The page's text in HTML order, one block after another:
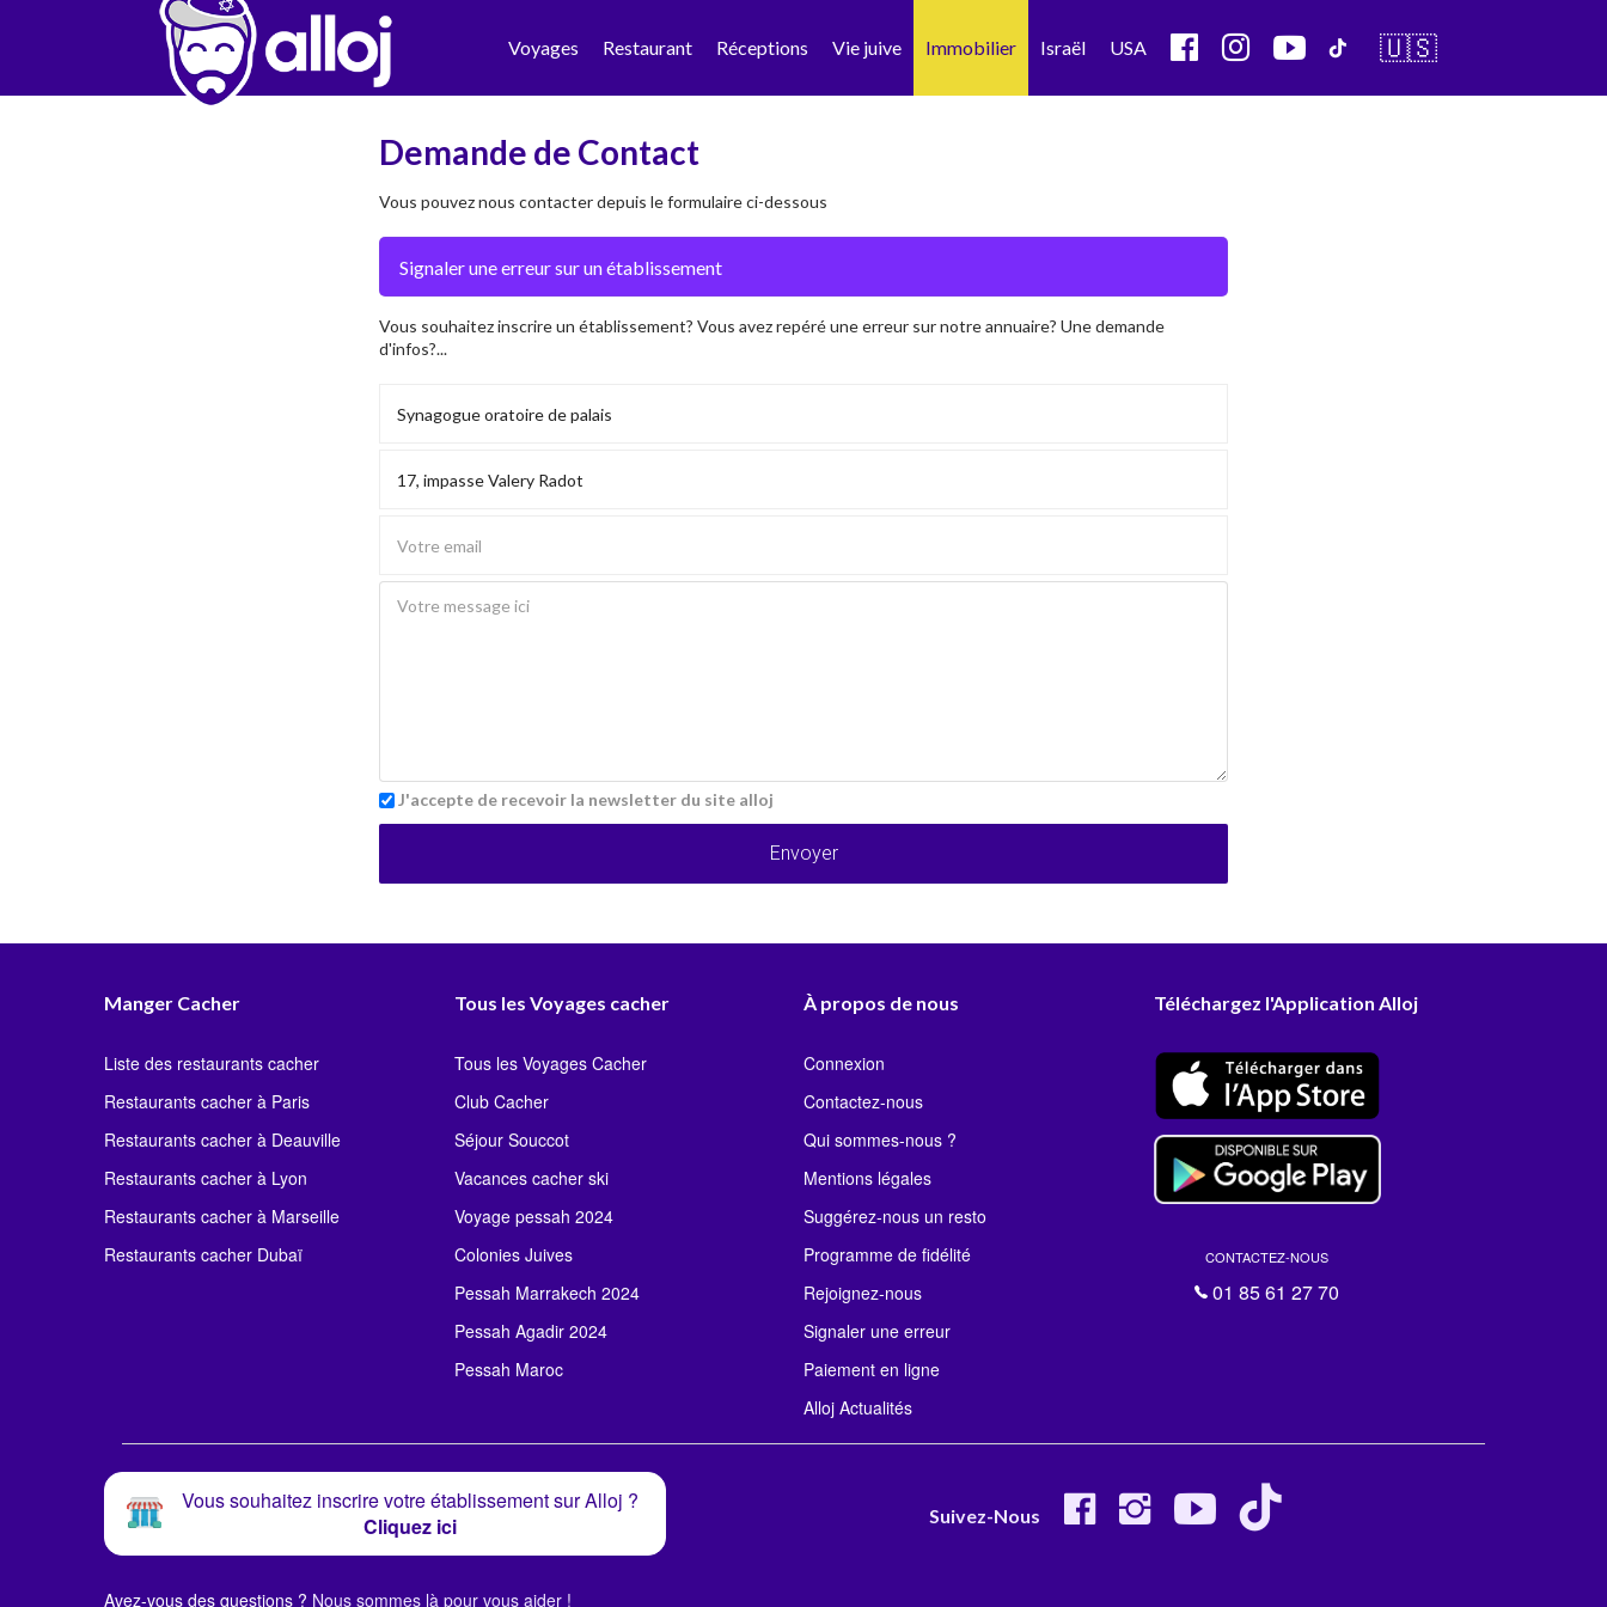
Voyages Restaurant Réceptions Vie juive Immobilier Israël USA 🇺🇸
Demande de Contact
Vous pouvez nous contacter depuis le formulaire ci-dessous
Vous souhaitez inscrire un établissement? Vous avez repéré une erreur sur notre annuaire? Une demande
d'infos?...
J'accepte de recevoir la newsletter du site alloj
Envoyer
Manger Cacher
Liste des restaurants cacher
Restaurants cacher à Paris
Restaurants cacher à Deauville
Restaurants cacher à Lyon
Restaurants cacher à Marseille
Restaurants cacher Dubaï
Tous les Voyages cacher
Tous les Voyages Cacher
Club Cacher
Séjour Souccot
Vacances cacher ski
Voyage pessah 2024
Colonies Juives
Pessah Marrakech 2024
Pessah Agadir 2024
Pessah Maroc
À propos de nous
Connexion
Contactez-nous
Qui sommes-nous ?
Mentions légales
Suggérez-nous un resto
Programme de fidélité
Rejoignez-nous
Signaler une erreur
Paiement en ligne
Alloj Actualités
Téléchargez l'Application Alloj
CONTACTEZ-NOUS
01 85 61 27 70
Vous souhaitez inscrire votre établissement sur Alloj ?
Cliquez ici
Suivez-Nous
Avez-vous des questions ? Nous sommes là pour vous aider !